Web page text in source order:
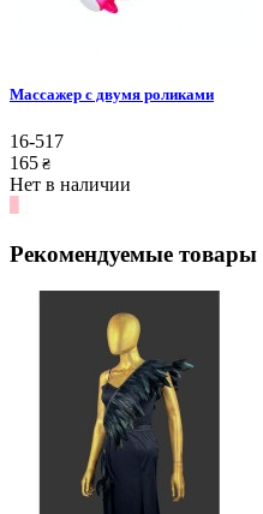
Массажер с двумя роликами
16-517
165 ₴
Нет в наличии
Рекомендуемые товары